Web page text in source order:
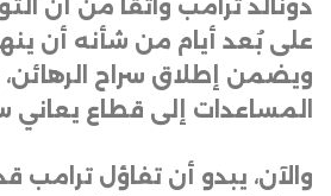
دونالد ترامب واثقًا من أن
على بُعد أيام من شأنه أن
ويضمن إطلاق سراح
المساعدات إلى قطاع يعاني
والآن، يبدو أن تفاؤل